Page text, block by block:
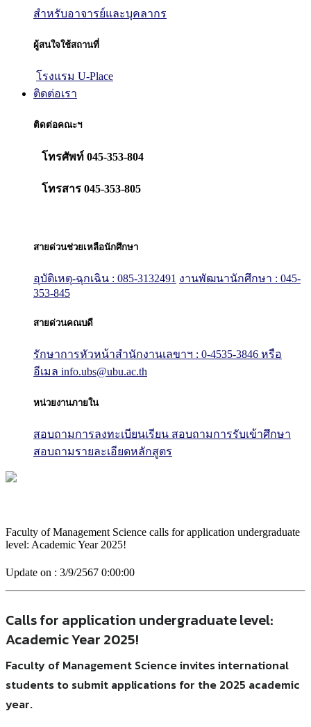
สำหรับอาจารย์และบุคลากร
ผู้สนใจใช้สถานที่
โรงแรม U-Place
ติดต่อเรา
ติดต่อคณะฯ
โทรศัพท์ 045-353-804
โทรสาร 045-353-805
สายด่วนช่วยเหลือนักศึกษา
อุบัติเหตุ-ฉุกเฉิน : 085-3132491 งานพัฒนานักศึกษา : 045-
353-845
สายด่วนคณบดี
รักษาการหัวหน้าสำนักงานเลขาฯ : 0-4535-3846 หรือ
อีเมล info.ubs@ubu.ac.th
หน่วยงานภายใน
สอบถามการลงทะเบียนเรียน สอบถามการรับเข้าศึกษา
สอบถามรายละเอียดหลักสูตร
Faculty of Management Science calls for application undergraduate
level: Academic Year 2025!
Update on : 3/9/2567 0:00:00
Calls for application undergraduate level:
Academic Year 2025!
Faculty of Management Science invites international
students to submit applications for the 2025 academic
year.